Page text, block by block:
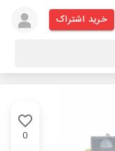
خرید اشتراک
0